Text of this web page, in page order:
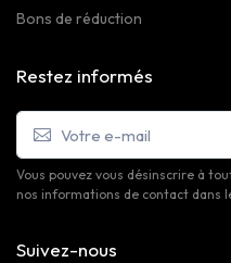
Bons de réduction
Restez informés
Vous pouvez vous désinscrire à
nos informations de contact dans
Suivez-nous